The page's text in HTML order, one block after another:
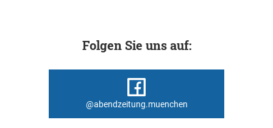
Folgen Sie uns auf:
@abendzeitung.muenchen